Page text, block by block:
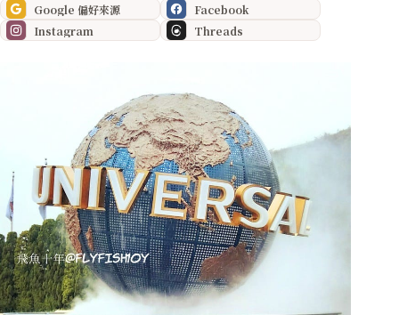
Google 偏好來源
Facebook
Instagram
Threads